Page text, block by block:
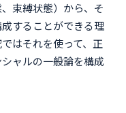
束縛状態）から、そ
することができる理
はそれを使って、正
ャルの一般論を構成